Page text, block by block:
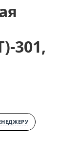
301,